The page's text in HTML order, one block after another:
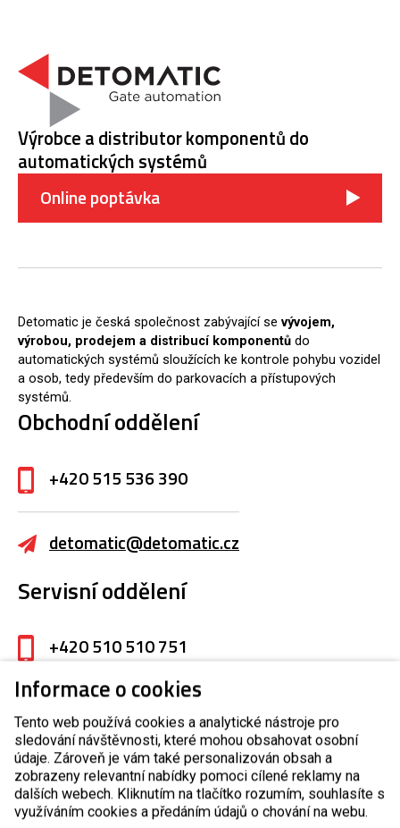
Výrobce a distributor komponentů do
automatických systémů
Online poptávka
Detomatic je česká společnost zabývající se vývojem,
výrobou, prodejem a distribucí komponentů do
automatických systémů sloužících ke kontrole pohybu vozidel
a osob, tedy především do parkovacích a přístupových
systémů.
Obchodní oddělení
+420 515 536 390
detomatic@detomatic.cz
Servisní oddělení
+420 510 510 751
servis@detomatic.cz
Detomatic s.r.o.
Masarykova 118
Modřice 664 42
Informace o cookies
Tento web používá cookies a analytické nástroje pro
sledování návštěvnosti, které mohou obsahovat osobní
údaje. Zároveň je vám také personalizován obsah a
zobrazeny relevantní nabídky pomoci cílené reklamy na
dalších webech. Kliknutím na tlačítko rozumím, souhlasíte s
využíváním cookies a předáním údajů o chování na webu.